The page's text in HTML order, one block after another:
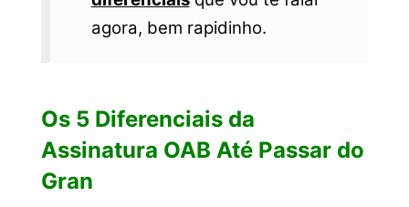
agora, bem rapidinho.
Os 5 Diferenciais da
Assinatura OAB Até Passar do
Gran